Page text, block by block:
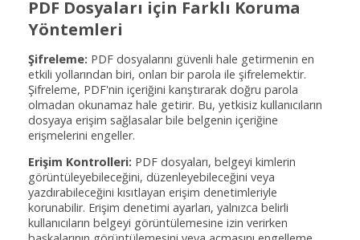
PDF Dosyaları için Farklı Koruma
Yöntemleri
Şifreleme: PDF dosyalarını güvenli hale getirmenin en
etkili yollarından biri, onları bir parola ile şifrelemektir.
Şifreleme, PDF'nin içeriğini karıştırarak doğru parola
olmadan okunamaz hale getirir. Bu, yetkisiz kullanıcıların
dosyaya erişim sağlasalar bile belgenin içeriğine
erişmelerini engeller.
Erişim Kontrolleri: PDF dosyaları, belgeyi kimlerin
görüntüleyebileceğini, düzenleyebileceğini veya
yazdırabileceğini kısıtlayan erişim denetimleriyle
korunabilir. Erişim denetimi ayarları, yalnızca belirli
kullanıcıların belgeyi görüntülemesine izin verirken